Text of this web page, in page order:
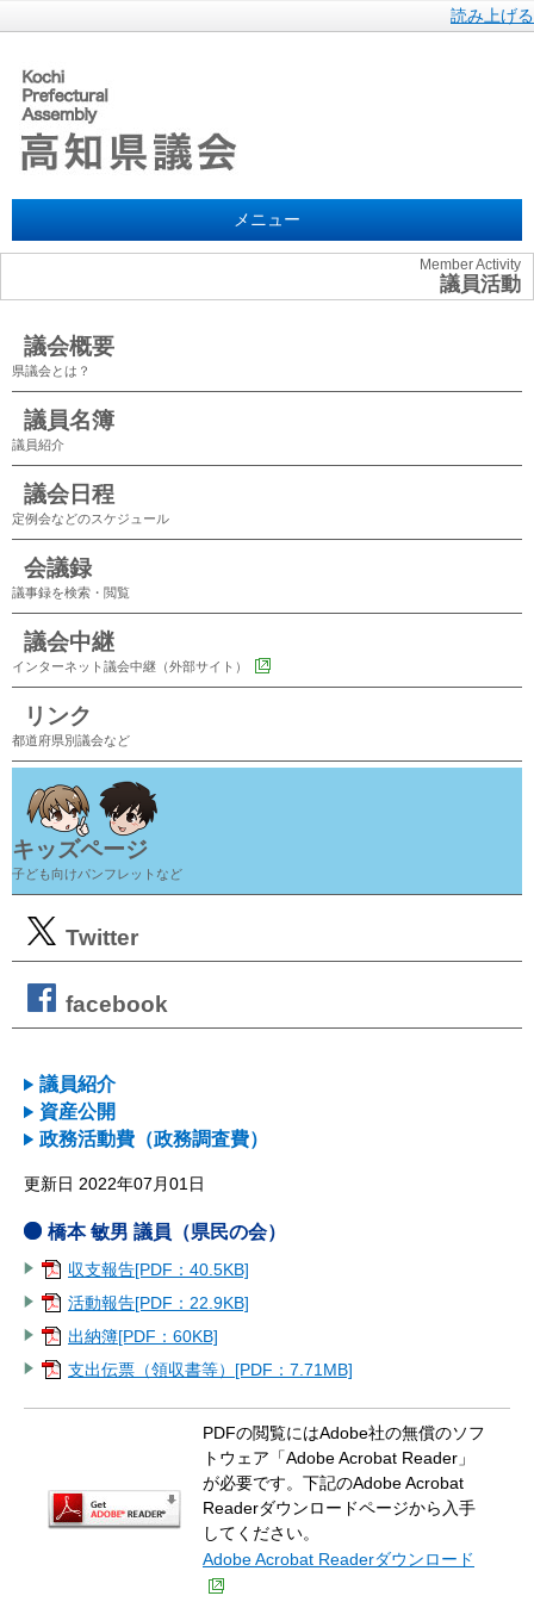
読み上げる
メニュー
Member Activity
議員活動
議会概要
県議会とは？
議員名簿
議員紹介
議会日程
定例会などのスケジュール
会議録
議事録を検索・閲覧
議会中継
インターネット議会中継（外部サイト）
リンク
都道府県別議会など
キッズページ
子ども向けパンフレットなど
Twitter
facebook
議員紹介
資産公開
政務活動費（政務調査費）
更新日 2022年07月01日
橋本 敏男 議員（県民の会）
収支報告[PDF：40.5KB]
活動報告[PDF：22.9KB]
出納簿[PDF：60KB]
支出伝票（領収書等）[PDF：7.71MB]
PDFの閲覧にはAdobe社の無償のソフ
トウェア「Adobe Acrobat Reader」
が必要です。下記のAdobe Acrobat
Readerダウンロードページから入手
してください。
Adobe Acrobat Readerダウンロード